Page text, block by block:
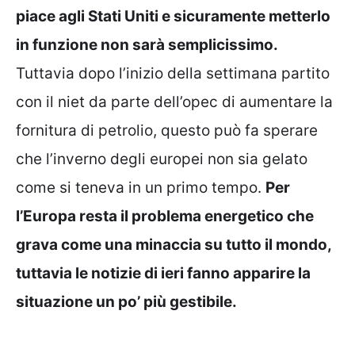
piace agli Stati Uniti e sicuramente metterlo
in funzione non sarà semplicissimo.
Tuttavia dopo l’inizio della settimana partito
con il niet da parte dell’opec di aumentare la
fornitura di petrolio, questo può fa sperare
che l’inverno degli europei non sia gelato
come si teneva in un primo tempo. Per
l’Europa resta il problema energetico che
grava come una minaccia su tutto il mondo,
tuttavia le notizie di ieri fanno apparire la
situazione un po’ più gestibile.